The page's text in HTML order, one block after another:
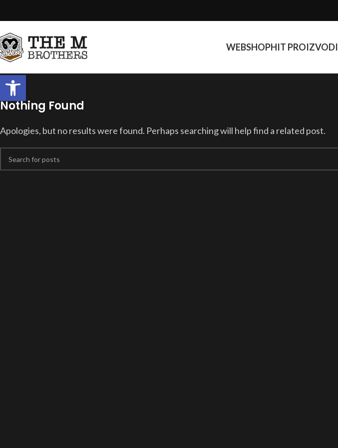
Open toolbar
WEBSHOPHIT PROIZVODI
Nothing Found
Apologies, but no results were found. Perhaps searching will help find a related post.